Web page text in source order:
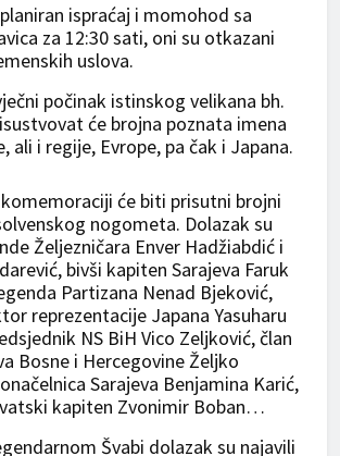
ispraćaj i momohod sa
za 12:30 sati, oni su otkazani
uslova.
počinak istinskog velikana bh.
će brojna poznata imena
ali i regije, Evrope, pa čak i Japana.
će biti prisutni brojni
nogometa. Dolazak su
Željezničara Enver Hadžiabdić i
bivši kapiten Sarajeva Faruk
Partizana Nenad Bjeković,
reprezentacije Japana Yasuharu
NS BiH Vico Zeljković, član
Bosne i Hercegovine Željko
Sarajeva Benjamina Karić,
kapiten Zvonimir Boban…
Švabi dolazak su najavili